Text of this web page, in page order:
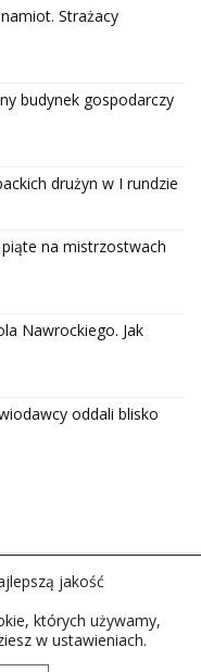
Strażacy
budynek gospodarczy
drużyn w I rundzie
na mistrzostwach
Nawrockiego. Jak
oddali blisko
S.A. w likwidacj.
jakość
których używamy,
w ustawieniach.